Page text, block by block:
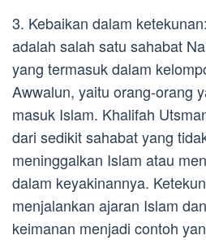
3. Kebaikan dalam
adalah salah satu sahabat
yang termasuk dalam
Awwalun, yaitu orang-orang
masuk Islam. Khalifah
dari sedikit sahabat yang
meninggalkan Islam atau
dalam keyakinannya.
menjalankan ajaran Islam
keimanan menjadi contoh